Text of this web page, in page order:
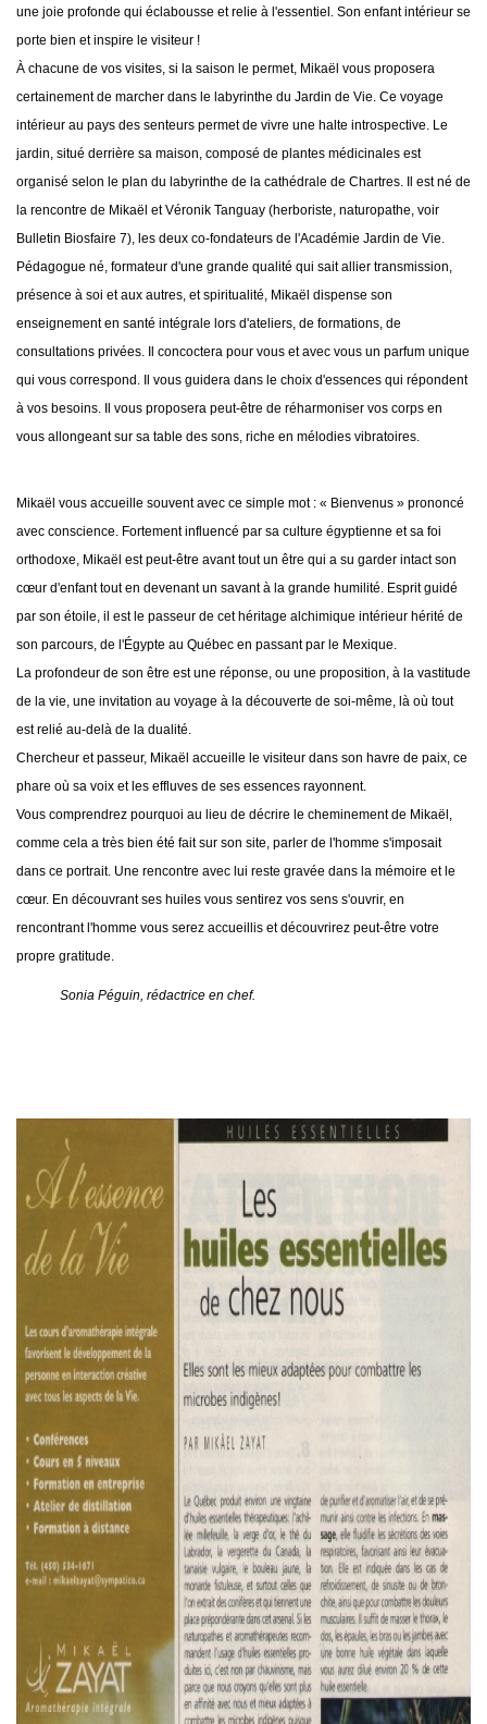
une joie profonde qui éclabousse et relie à l'essentiel. Son enfant intérieur se
porte bien et inspire le visiteur !
À chacune de vos visites, si la saison le permet, Mikaël vous proposera
certainement de marcher dans le labyrinthe du Jardin de Vie. Ce voyage
intérieur au pays des senteurs permet de vivre une halte introspective. Le
jardin, situé derrière sa maison, composé de plantes médicinales est
organisé selon le plan du labyrinthe de la cathédrale de Chartres. Il est né de
la rencontre de Mikaël et Véronik Tanguay (herboriste, naturopathe, voir
Bulletin Biosfaire 7), les deux co-fondateurs de l'Académie Jardin de Vie.
Pédagogue né, formateur d'une grande qualité qui sait allier transmission,
présence à soi et aux autres, et spiritualité, Mikaël dispense son
enseignement en santé intégrale lors d'ateliers, de formations, de
consultations privées. Il concoctera pour vous et avec vous un parfum unique
qui vous correspond. Il vous guidera dans le choix d'essences qui répondent
à vos besoins. Il vous proposera peut-être de réharmoniser vos corps en
vous allongeant sur sa table des sons, riche en mélodies vibratoires.
Mikaël vous accueille souvent avec ce simple mot : « Bienvenus » prononcé
avec conscience. Fortement influencé par sa culture égyptienne et sa foi
orthodoxe, Mikaël est peut-être avant tout un être qui a su garder intact son
cœur d'enfant tout en devenant un savant à la grande humilité. Esprit guidé
par son étoile, il est le passeur de cet héritage alchimique intérieur hérité de
son parcours, de l'Égypte au Québec en passant par le Mexique.
La profondeur de son être est une réponse, ou une proposition, à la vastitude
de la vie, une invitation au voyage à la découverte de soi-même, là où tout
est relié au-delà de la dualité.
Chercheur et passeur, Mikaël accueille le visiteur dans son havre de paix, ce
phare où sa voix et les effluves de ses essences rayonnent.
Vous comprendrez pourquoi au lieu de décrire le cheminement de Mikaël,
comme cela a très bien été fait sur son site, parler de l'homme s'imposait
dans ce portrait. Une rencontre avec lui reste gravée dans la mémoire et le
cœur. En découvrant ses huiles vous sentirez vos sens s'ouvrir, en
rencontrant l'homme vous serez accueillis et découvrirez peut-être votre
propre gratitude.
Sonia Péguin, rédactrice en chef.